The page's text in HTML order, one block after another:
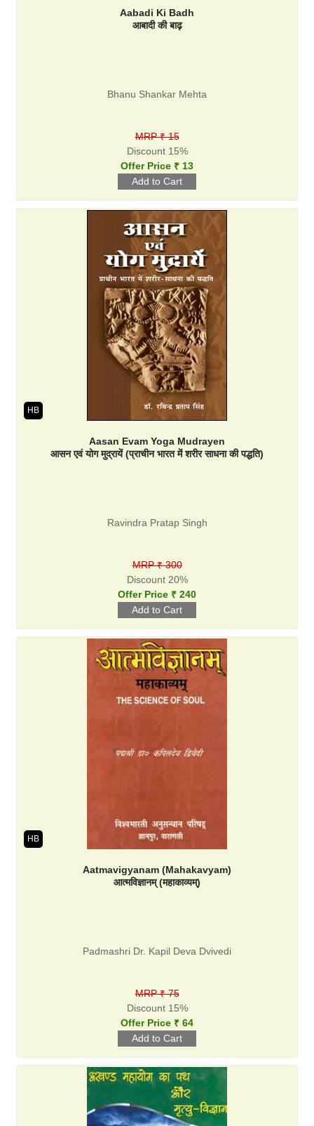
Aabadi Ki Badh
आबादी की बाढ़
Bhanu Shankar Mehta
MRP ₹ 15
Discount 15%
Offer Price ₹ 13
HB
Aasan Evam Yoga Mudrayen
आसन एवं योग मुद्रायें (प्राचीन भारत में शरीर साधना की पद्धति)
Ravindra Pratap Singh
MRP ₹ 300
Discount 20%
Offer Price ₹ 240
HB
Aatmavigyanam (Mahakavyam)
आत्मविज्ञानम् (महाकाव्यम्)
Padmashri Dr. Kapil Deva Dvivedi
MRP ₹ 75
Discount 15%
Offer Price ₹ 64